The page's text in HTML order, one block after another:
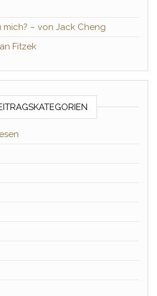
– von Jack Cheng
Fitzek